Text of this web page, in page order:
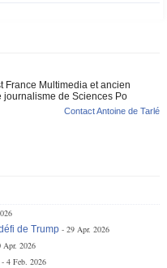
France Multimedia et ancien
journalisme de Sciences Po
Contact Antoine de Tarlé
de Trump
29 Apr. 2026
Apr. 2026
4 Feb. 2026